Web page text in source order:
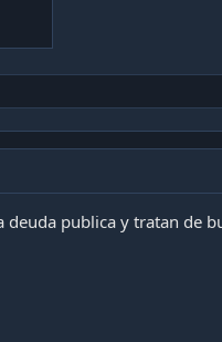
publica y tratan de